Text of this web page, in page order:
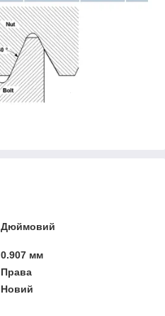
Дюймовий
0.907 мм
Права
Новий